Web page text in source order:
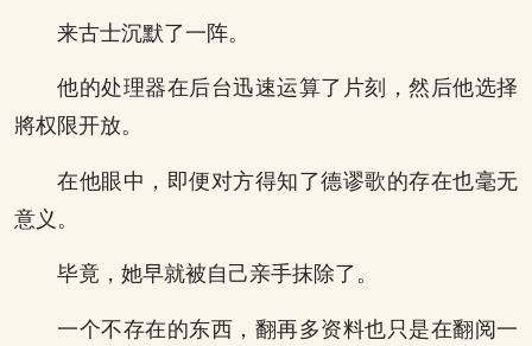
来古士沉默了一阵。
他的处理器在后台迅速运算了片刻，然后他选择
將权限开放。
在他眼中，即便对方得知了德谬歌的存在也毫无
意义。
毕竟，她早就被自己亲手抹除了。
一个不存在的东西，翻再多资料也只是在翻阅一